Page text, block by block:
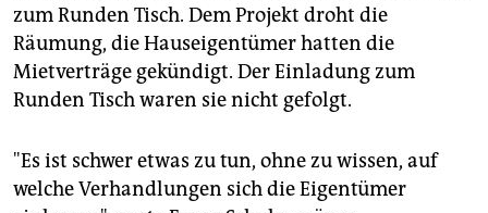
zum Runden Tisch. Dem Projekt droht die
Räumung, die Hauseigentümer hatten die
Mietverträge gekündigt. Der Einladung zum
Runden Tisch waren sie nicht gefolgt.
"Es ist schwer etwas zu tun, ohne zu wissen, auf
welche Verhandlungen sich die Eigentümer